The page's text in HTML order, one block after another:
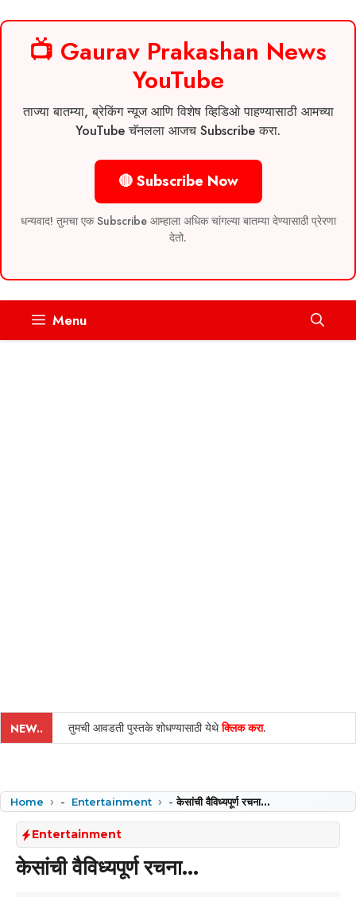
📺 Gaurav Prakashan News
YouTube
ताज्या बातम्या, ब्रेकिंग न्यूज आणि विशेष व्हिडिओ पाहण्यासाठी आमच्या
YouTube चॅनलला आजच Subscribe करा.
🔴 Subscribe Now
धन्यवाद! तुमचा एक Subscribe आम्हाला अधिक चांगल्या बातम्या देण्यासाठी प्रेरणा
देतो.
Menu
NEW.. तुमची आवडती पुस्तके शोधण्यासाठी येथेक्लिक करा.
Home - Entertainment -केसांची वैविध्यपूर्ण रचना…
Entertainment
केसांची वैविध्यपूर्ण रचना…